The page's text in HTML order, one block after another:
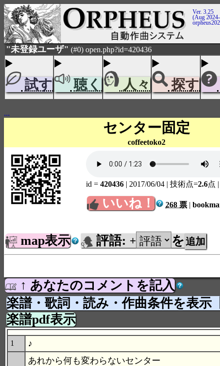
Ver. 3.25
(Aug
"未登録ユーザ" (#0) open.php?id=420436
試す 聴く 人々 探す
...
センター固定
coffeetoko2
id = 420436 | 2017/06/04 | 技術点=2.6点
いいね！ 268 票 |
map表示 評語: + を
↑ あなたのコメントを記入
楽譜・歌詞・読み・作曲条件を表示
楽譜pdf表示
1 ♪
あれから何も変わらないセンター